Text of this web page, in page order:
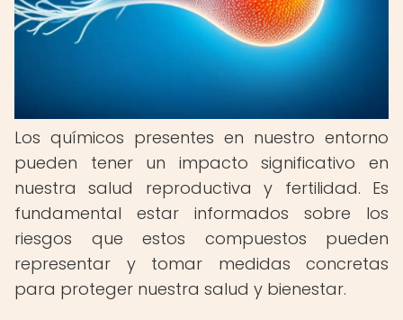
Los químicos presentes en nuestro entorno
pueden tener un impacto significativo en
nuestra salud reproductiva y fertilidad. Es
fundamental estar informados sobre los
riesgos que estos compuestos pueden
representar y tomar medidas concretas
para proteger nuestra salud y bienestar.